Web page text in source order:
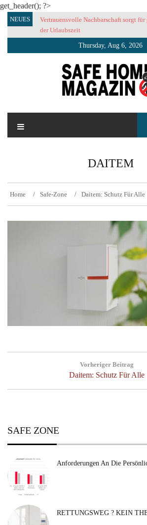
get_header(); ?>
SkipNEUES
Vertrauensvolle Nachbarschaft sorgt für
der Urlaubszeit
Thursday, Aug 6, 2026
SAFE HOME
DAITEM
Home Safe-Zone Daitem: Schutz Für Alle
Vorheriger Beitrag
Previous
Daitem: Schutz Für Alle
SAFE ZONE
Anforderungen An Die
RETTUNGSWEG ? KEIN